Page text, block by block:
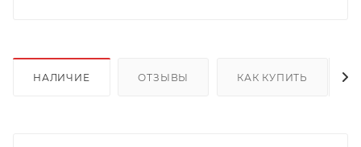
НАЛИЧИЕ ОТЗЫВЫ КАК КУПИТЬ